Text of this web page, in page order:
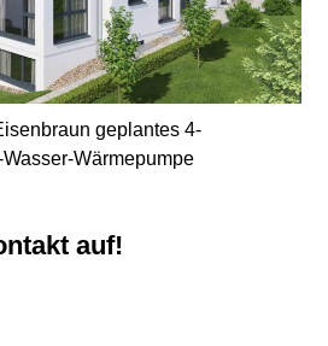
geplantes 4-
Wärmepumpe
auf!